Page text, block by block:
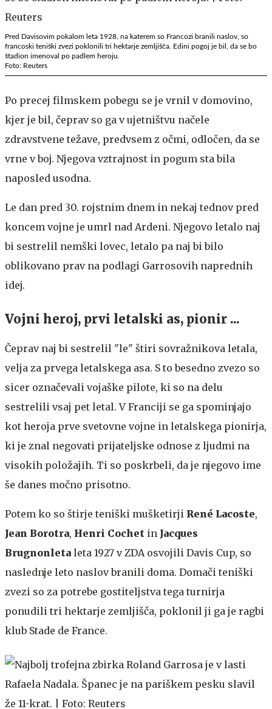
Pred Davisovim pokalom leta 1928, na katerem so Francozi branili naslov, so
francoski teniški zvezi poklonili tri hektarje zemljišča. Edini pogoj je bil, da se bo
štadion imenoval po padlem heroju.
Foto: Reuters
Po precej filmskem pobegu se je vrnil v domovino,
kjer je bil, čeprav so ga v ujetništvu načele
zdravstvene težave, predvsem z očmi, odločen, da se
vrne v boj. Njegova vztrajnost in pogum sta bila
naposled usodna.
Le dan pred 30. rojstnim dnem in nekaj tednov pred
koncem vojne je umrl nad Ardeni. Njegovo letalo naj
bi sestrelil nemški lovec, letalo pa naj bi bilo
oblikovano prav na podlagi Garrosovih naprednih
idej.
Vojni heroj, prvi letalski as, pionir ...
Čeprav naj bi sestrelil "le" štiri sovražnikova letala,
velja za prvega letalskega asa. S to besedno zvezo so
sicer označevali vojaške pilote, ki so na delu
sestrelili vsaj pet letal. V Franciji se ga spominjajo
kot heroja prve svetovne vojne in letalskega pionirja,
ki je znal negovati prijateljske odnose z ljudmi na
visokih položajih. Ti so poskrbeli, da je njegovo ime
še danes močno prisotno.
Potem ko so štirje teniški mušketirji René Lacoste,
Jean Borotra, Henri Cochet in Jacques
Brugnonleta leta 1927 v ZDA osvojili Davis Cup, so
naslednje leto naslov branili doma. Domači teniški
zvezi so za potrebe gostiteljstva tega turnirja
ponudili tri hektarje zemljišča, poklonil ji ga je ragbi
klub Stade de France.